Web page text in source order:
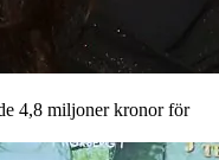
4,8 miljoner kronor för